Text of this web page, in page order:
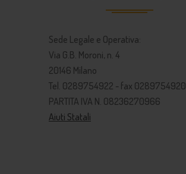
Sede Legale e Operativa:
Via G.B. Moroni, n. 4
20146 Milano
Tel. 0289754922 - fax 0289754920
PARTITA IVA N. 08236270966
Aiuti Statali